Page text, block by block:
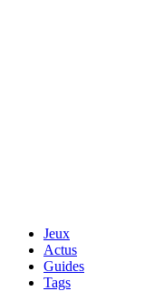
Jeux
Actus
Guides
Tags